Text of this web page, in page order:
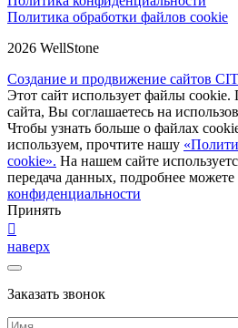
Политика обработки файлов cookie
2026 WellStone
Создание и продвижение сайтов
Этот сайт использует файлы
сайта, Вы соглашаетесь на
Чтобы узнать больше о файлах
используем, прочтите нашу
cookie». На нашем сайте
передача данных, подробнее можете
конфиденциальности
Принять
наверх
Заказать звонок